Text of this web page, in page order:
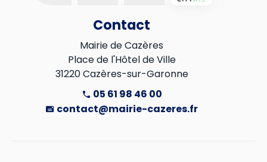
Contact
Mairie de Cazères
Place de l'Hôtel de Ville
31220 Cazères-sur-Garonne
05 61 98 46 00
contact@mairie-cazeres.fr